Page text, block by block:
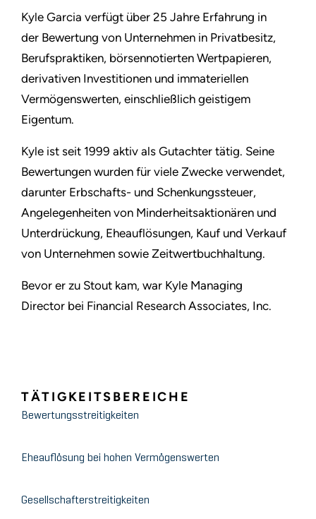
Kyle Garcia verfügt über 25 Jahre Erfahrung in
der Bewertung von Unternehmen in Privatbesitz,
Berufspraktiken, börsennotierten Wertpapieren,
derivativen Investitionen und immateriellen
Vermögenswerten, einschließlich geistigem
Eigentum.
Kyle ist seit 1999 aktiv als Gutachter tätig. Seine
Bewertungen wurden für viele Zwecke verwendet,
darunter Erbschafts- und Schenkungssteuer,
Angelegenheiten von Minderheitsaktionären und
Unterdrückung, Eheauflösungen, Kauf und Verkauf
von Unternehmen sowie Zeitwertbuchhaltung.
Bevor er zu Stout kam, war Kyle Managing
Director bei Financial Research Associates, Inc.
TÄTIGKEITSBEREICHE
Bewertungsstreitigkeiten
Eheauflösung bei hohen Vermögenswerten
Gesellschafterstreitigkeiten